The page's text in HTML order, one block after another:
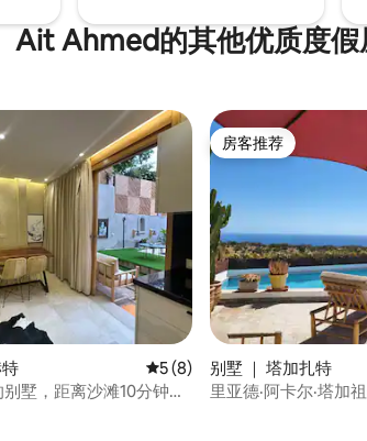
Ait Ahmed的其他优质度假
平均评分 5 分（满分 5 分），
5 (8)
墅，距离沙滩10分钟路
房客推荐
房客推荐
别墅 ｜ 塔加扎特
里亚德·阿卡尔·塔加